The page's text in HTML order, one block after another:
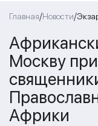
Главная/Новости/
Москву
Африки